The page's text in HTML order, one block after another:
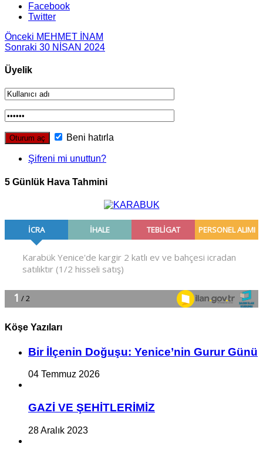
Facebook
Twitter
Önceki MEHMET İNAM
Sonraki 30 NİSAN 2024
Üyelik
Beni hatırla
Şifreni mi unuttun?
5 Günlük Hava Tahmini
Köşe Yazıları
Bir İlçe­nin Do­ğu­şu: Ye­ni­ce’nin Gurur Günü
04 Temmuz 2026
GAZİ VE ŞEHİTLERİMİZ
28 Aralık 2023